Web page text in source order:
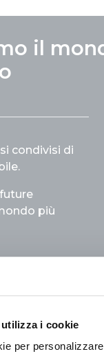
i cookie
per
il
condivisi di
più